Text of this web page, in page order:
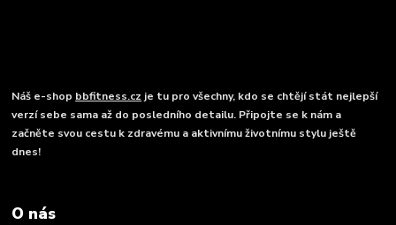
Náš e-shop bbfitness.cz je tu pro všechny, kdo se chtějí stát nejlepší
verzí sebe sama až do posledního detailu. Připojte se k nám a
začněte svou cestu k zdravému a aktivnímu životnímu stylu ještě
dnes!
O nás